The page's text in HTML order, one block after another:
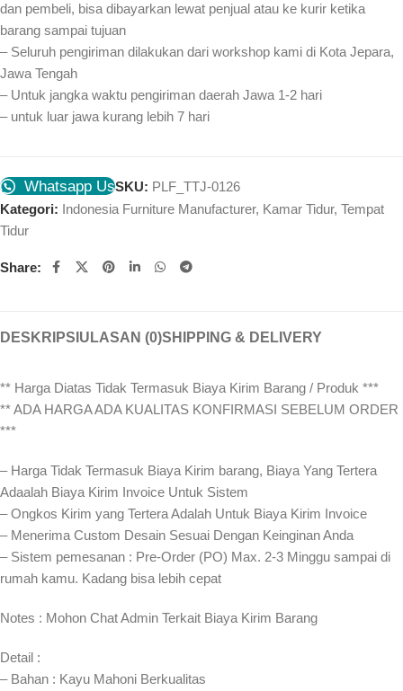
dan pembeli, bisa dibayarkan lewat penjual atau ke kurir ketika
barang sampai tujuan
– Seluruh pengiriman dilakukan dari workshop kami di Kota Jepara,
Jawa Tengah
– Untuk jangka waktu pengiriman daerah Jawa 1-2 hari
– untuk luar jawa kurang lebih 7 hari
Whatsapp UsSKU: PLF_TTJ-0126
Kategori: Indonesia Furniture Manufacturer, Kamar Tidur, Tempat
Tidur
Share:
DESKRIPSI ULASAN (0)SHIPPING & DELIVERY
** Harga Diatas Tidak Termasuk Biaya Kirim Barang / Produk ***
** ADA HARGA ADA KUALITAS KONFIRMASI SEBELUM ORDER
***
– Harga Tidak Termasuk Biaya Kirim barang, Biaya Yang Tertera
Adaalah Biaya Kirim Invoice Untuk Sistem
– Ongkos Kirim yang Tertera Adalah Untuk Biaya Kirim Invoice
– Menerima Custom Desain Sesuai Dengan Keinginan Anda
– Sistem pemesanan : Pre-Order (PO) Max. 2-3 Minggu sampai di
rumah kamu. Kadang bisa lebih cepat⁣⁣
Notes : Mohon Chat Admin Terkait Biaya Kirim Barang
Detail :
– Bahan : Kayu Mahoni Berkualitas